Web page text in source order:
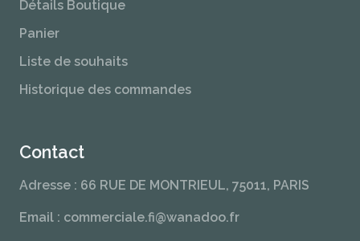
Détails Boutique
Panier
Liste de souhaits
Historique des commandes
Contact
Adresse : 66 RUE DE MONTRIEUL, 75011, PARIS
Email : commerciale.fi@wanadoo.fr